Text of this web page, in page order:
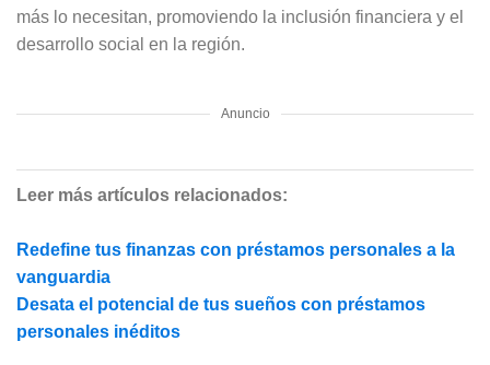
más lo necesitan, promoviendo la inclusión financiera y el
desarrollo social en la región.
Anuncio
Leer más artículos relacionados:
Redefine tus finanzas con préstamos personales a la
vanguardia
Desata el potencial de tus sueños con préstamos
personales inéditos